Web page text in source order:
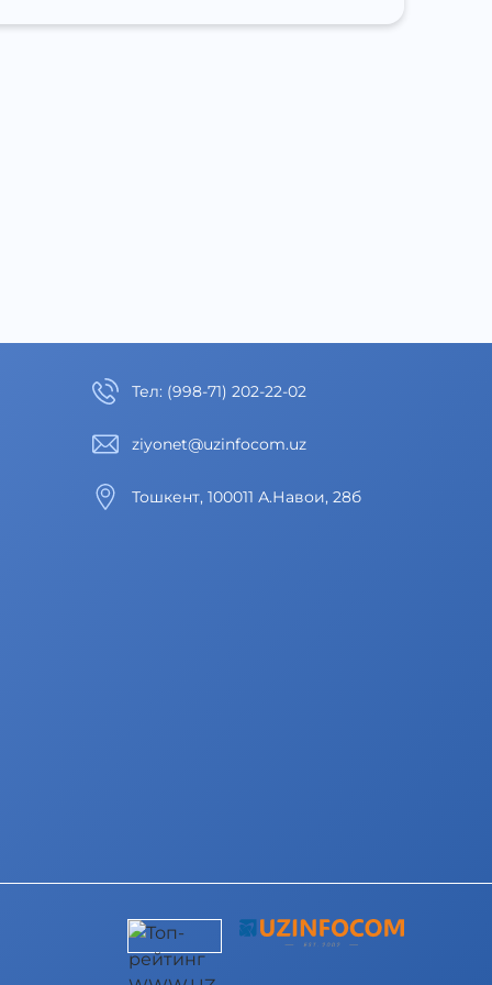
Тел: (998-71) 202-22-02
ziyonet@uzinfocom.uz
Тошкент, 100011 А.Навои, 28б